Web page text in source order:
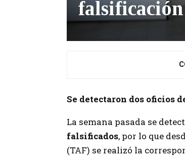
Se detectaron dos oficios
La semana pasada se
falsificados, por lo que
(TAF) se realizó la